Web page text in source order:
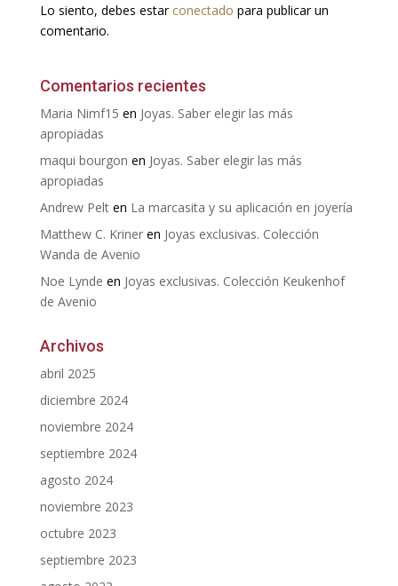
Lo siento, debes estar conectado para publicar un
comentario.
Comentarios recientes
Maria Nimf15 en Joyas. Saber elegir las más
apropiadas
maqui bourgon en Joyas. Saber elegir las más
apropiadas
Andrew Pelten La marcasita y su aplicación en joyería
Matthew C. Krineren Joyas exclusivas. Colección
Wanda de Avenio
Noe Lynde en Joyas exclusivas. Colección Keukenhof
de Avenio
Archivos
abril 2025
diciembre 2024
noviembre 2024
septiembre 2024
agosto 2024
noviembre 2023
octubre 2023
septiembre 2023